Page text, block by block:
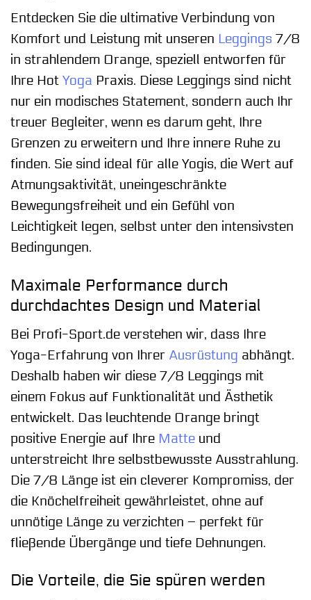
Entdecken Sie die ultimative Verbindung von
Komfort und Leistung mit unseren Leggings 7/8
in strahlendem Orange, speziell entworfen für
Ihre Hot Yoga Praxis. Diese Leggings sind nicht
nur ein modisches Statement, sondern auch Ihr
treuer Begleiter, wenn es darum geht, Ihre
Grenzen zu erweitern und Ihre innere Ruhe zu
finden. Sie sind ideal für alle Yogis, die Wert auf
Atmungsaktivität, uneingeschränkte
Bewegungsfreiheit und ein Gefühl von
Leichtigkeit legen, selbst unter den intensivsten
Bedingungen.
Maximale Performance durch
durchdachtes Design und Material
Bei Profi-Sport.de verstehen wir, dass Ihre
Yoga-Erfahrung von Ihrer Ausrüstung abhängt.
Deshalb haben wir diese 7/8 Leggings mit
einem Fokus auf Funktionalität und Ästhetik
entwickelt. Das leuchtende Orange bringt
positive Energie auf Ihre Matte und
unterstreicht Ihre selbstbewusste Ausstrahlung.
Die 7/8 Länge ist ein cleverer Kompromiss, der
die Knöchelfreiheit gewährleistet, ohne auf
unnötige Länge zu verzichten – perfekt für
fließende Übergänge und tiefe Dehnungen.
Die Vorteile, die Sie spüren werden